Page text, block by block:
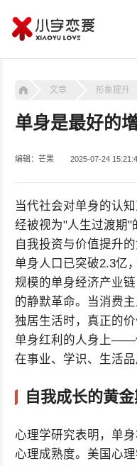
文章 形象提升
单身是最好的
编辑：芒果 2025-07-24
当代社会对单身的认
经被视为"人生过渡期"
自我投资与价值提升
单身人口已突破2.3亿
规模的单身经济产业
的静默革命。当消费
独居生活时，真正的
单身红利的人身上——
在事业、学识、生活
自我成长的黄金
心理学研究表明，单
心理成熟度。美国心